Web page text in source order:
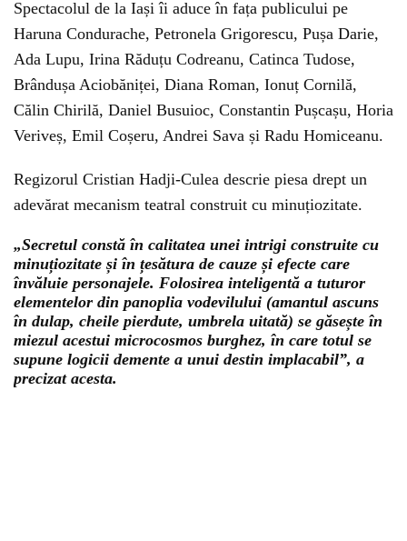
Spectacolul de la Iași îi aduce în fața publicului pe
Haruna Condurache, Petronela Grigorescu, Pușa Darie,
Ada Lupu, Irina Răduțu Codreanu, Catinca Tudose,
Brândușa Aciobăniței, Diana Roman, Ionuț Cornilă,
Călin Chirilă, Daniel Busuioc, Constantin Pușcașu, Horia
Veriveș, Emil Coșeru, Andrei Sava și Radu Homiceanu.
Regizorul Cristian Hadji-Culea descrie piesa drept un
adevărat mecanism teatral construit cu minuțiozitate.
„Secretul constă în calitatea unei intrigi construite cu
minuțiozitate și în țesătura de cauze și efecte care
învăluie personajele. Folosirea inteligentă a tuturor
elementelor din panoplia vodevilului (amantul ascuns
în dulap, cheile pierdute, umbrela uitată) se găsește în
miezul acestui microcosmos burghez, în care totul se
supune logicii demente a unui destin implacabil”, a
precizat acesta.